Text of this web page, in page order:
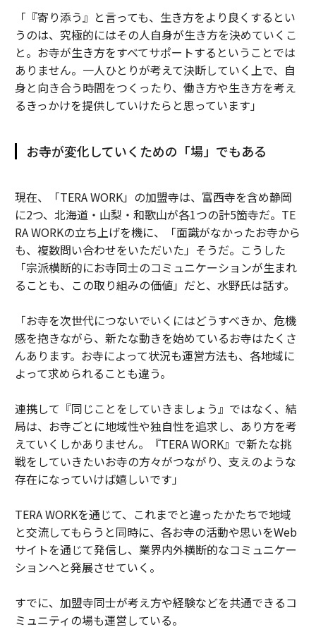
「『寄り添う』と言っても、生き方をより良くするとい
うのは、究極的にはその人自身が生き方を決めていくこ
と。お寺が生き方をすべてサポートするということでは
ありません。一人ひとりが考えて決断していく上で、自
身と向き合う時間をつくったり、働き方や生き方を考え
るきっかけを提供していけたらと思っています」
お寺が変化していくための「場」でもある
現在、「TERA WORK」の加盟寺は、富西寺を含め静岡
に2つ、北海道・山梨・和歌山が各1つの計5箇寺だ。TE
RA WORKの立ち上げを機に、「面識がなかったお寺から
も、複数問い合わせをいただいた」そうだ。こうした
「宗派横断的にお寺同士のコミュニケーションが生まれ
ることも、この取り組みの価値」だと、水野氏は話す。
「お寺を次世代につないでいくにはどうすべきか、危機
感を抱きながら、新たな動きを始めているお寺はたくさ
んあります。お寺によって状況も運営方法も、各地域に
よって求められることも違う。
連携して『同じことをしていきましょう』ではなく、結
局は、お寺ごとに地域性や独自性を追求し、あり方を考
えていくしかありません。『TERA WORK』で新たな挑
戦をしていきたいお寺の方々がつながり、支えのような
存在になっていけば嬉しいです」
TERA WORKを通じて、これまでと違ったかたちで地域
と交流してもらうと同時に、各お寺の活動や思いをWeb
サイトを通じて発信し、業界内外横断的なコミュニケー
ションへと発展させていく。
すでに、加盟寺同士が考え方や経験などを共通できるコ
ミュニティの場も運営している。